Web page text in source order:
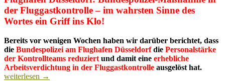
der Fluggastkontrolle – im wahrsten Sinne des
Wortes ein Griff ins Klo!
Bereits vor wenigen Wochen haben wir darüber berichtet, dass
die Bundespolizei am Flughafen Düsseldorfdie Personalstärke
der Kontrollteams reduziert und damit eine erhebliche
Arbeitsverdichtung in der Fluggastkontrolle ausgelöst hat.
weiterlesen →